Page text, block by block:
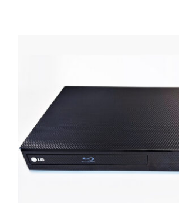
Blu-ray- / DVD-Player LG